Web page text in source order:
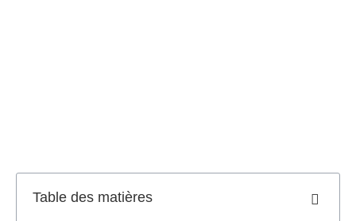
Table des matières